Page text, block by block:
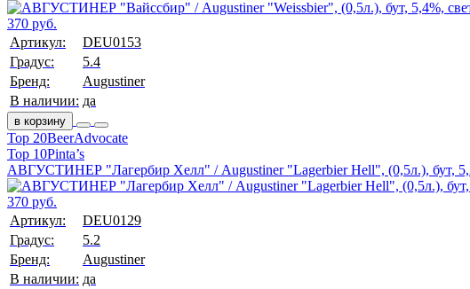
370 руб.
Артикул:
DEU0153
Градус:
5.4
Бренд:
Augustiner
В наличии: да
в корзину
Top 20BeerAdvocate
Top 10Pinta’s
АВГУСТИНЕР "Лагербир Хелл" / Augustiner "Lagerbier Hell", (0,5л.), бут,
370 руб.
Артикул:
DEU0129
Градус:
5.2
Бренд:
Augustiner
В наличии: да